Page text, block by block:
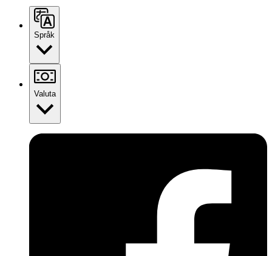
Språk
Valuta